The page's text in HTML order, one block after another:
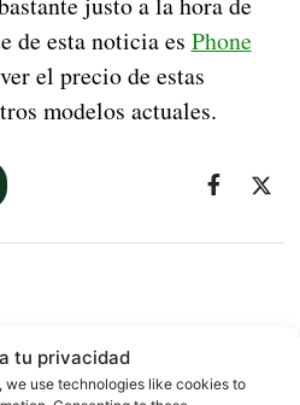
tu privacidad
we use technologies like cookies to
de esta noticia es Phone
el precio de estas
modelos actuales.